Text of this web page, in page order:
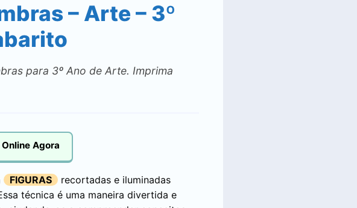
– Arte – 3º
para 3º Ano de Arte. Imprima
Agora
FIGURAS
recortadas e iluminadas
técnica é uma maneira divertida e